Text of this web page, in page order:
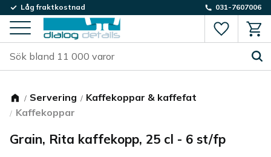
Meny
Låg fraktkostnad 031-7607006
Servering
Kaffekoppar & kaffefat
Kaffekoppar
Grain, Rita kaffekopp, 25 cl - 6 st/fp